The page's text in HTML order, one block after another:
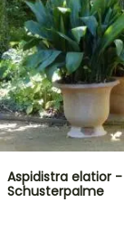
Aspidistra elatior -
Schusterpalme